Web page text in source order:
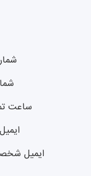
ساعت
ایمیل